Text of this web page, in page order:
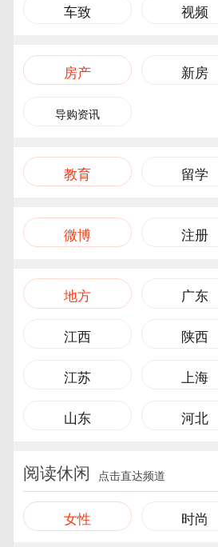
车致 视频
房产 新房
导购资讯
教育 留学
微博 注册
地方 广东
江西 陕西
江苏 上海
山东 河北
阅读休闲 点击直达频道
女性 时尚